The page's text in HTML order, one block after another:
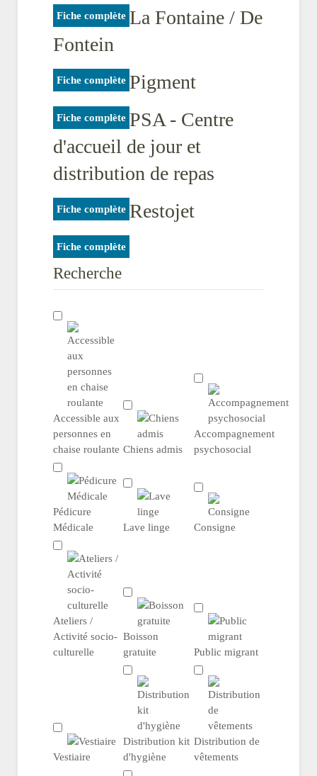
Fiche complète La Fontaine / De
Fontein
Fiche complète Pigment
Fiche complète PSA - Centre
d'accueil de jour et
distribution de repas
Fiche complète Restojet
Fiche complète
Recherche
Accessible aux
personnes en
chaise roulante Chiens admis
Accompagnement
psychosocial
Pédicure
Médicale
Lave linge Consigne
Ateliers /
Activité socio-
culturelle
Boisson
gratuite
Public migrant
Vestiaire
Distribution kit
d'hygiène
Distribution de
vêtements